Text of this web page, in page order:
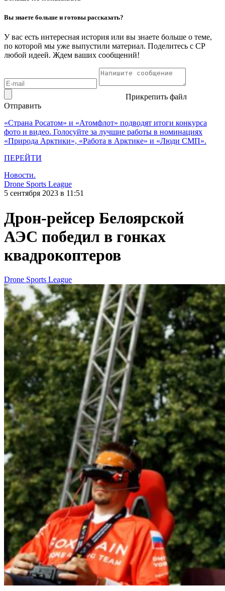
Вы знаете больше и готовы рассказать?
У вас есть интересная история или вы знаете больше о теме,
по которой мы уже выпустили материал. Поделитесь с СР
любой идеей. Ждем ваших сообщений!
Прикрепить файл
Отправить
«Страна Росатом» и «Атомфлот» подводят итоги конкурса
фото и видео. Голосуйте за лучшие работы в номинациях
«Природа Арктики», «Работа в Арктике» и «Люди СМП».
ПЕРЕЙТИ
Новости.
Drone Sports League
5 сентября 2023 в 11:51
Дрон-рейсер Белоярской
АЭС победил в гонках
квадрокоптеров
Drone Sports League